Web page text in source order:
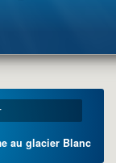
au glacier Blanc